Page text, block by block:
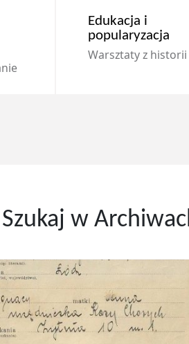
Edukacja i
popularyzacja
Warsztaty z historii
w